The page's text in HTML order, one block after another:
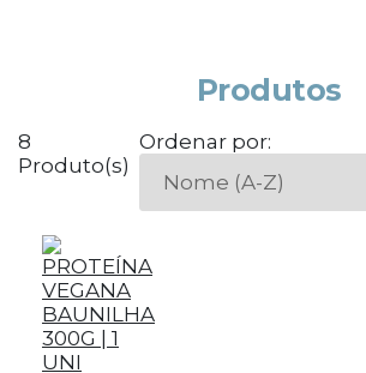
Produtos
8
Produto(s)
Ordenar por: